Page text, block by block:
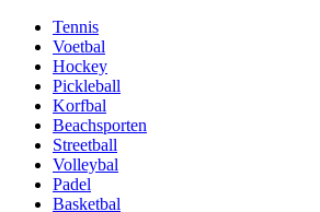
Tennis
Voetbal
Hockey
Pickleball
Korfbal
Beachsporten
Streetball
Volleybal
Padel
Basketbal